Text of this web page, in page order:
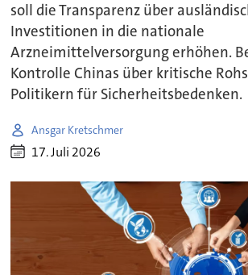
soll die Transparenz über
Investitionen in die nationale
Arzneimittelversorgung erhöhen.
Kontrolle Chinas über kritische
Politikern für Sicherheitsbedenken.
Ansgar Kretschmer
17. Juli 2026